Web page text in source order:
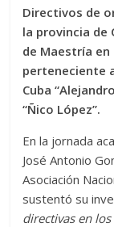
Directivos de
la provincia de
de Maestría en
perteneciente
Cuba
“Ñico López”.
En la jornada
José Antonio
Asociación
sustentó su
directivas en